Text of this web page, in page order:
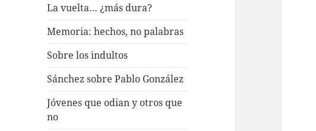
La vuelta… ¿más dura?
Memoria: hechos, no palabras
Sobre los indultos
Sánchez sobre Pablo González
Jóvenes que odian y otros que
no